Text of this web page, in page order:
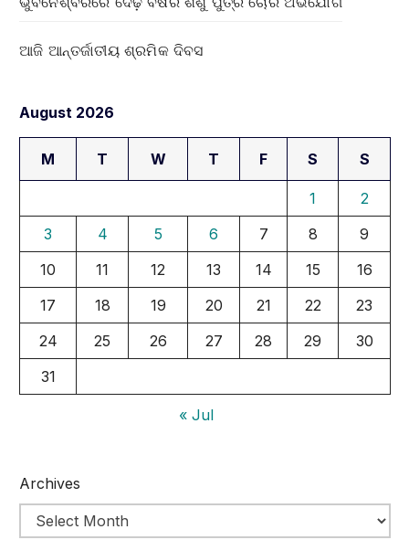
ଆଜି ଆନ୍ତର୍ଜାତୀୟ ଶ୍ରମିକ ଦିବସ
August 2026
M T W T F S S
1
2
3
4 5 6 7 8
9
10
11 12 13 14 15
16
17
18 19 20 21 22
23
24
25 26 27 28 29
30
31
« Jul
Archives